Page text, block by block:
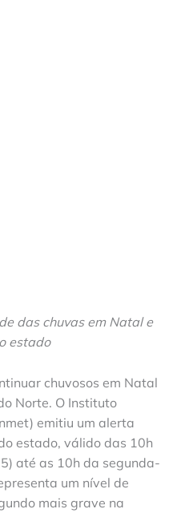
das chuvas em Natal e
estado
chuvosos em Natal
Norte. O Instituto
emitiu um alerta
estado, válido das 10h
até as 10h da segunda-
um nível de
mais grave na